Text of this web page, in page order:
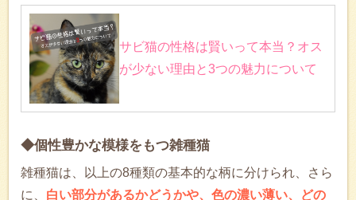
サビ猫の性格は賢いって本当？オス
が少ない理由と3つの魅力について
◆個性豊かな模様をもつ雑種猫
雑種猫は、以上の8種類の基本的な柄に分けられ、さら
に、 白い部分があるかどうかや、色の濃い薄い、どの